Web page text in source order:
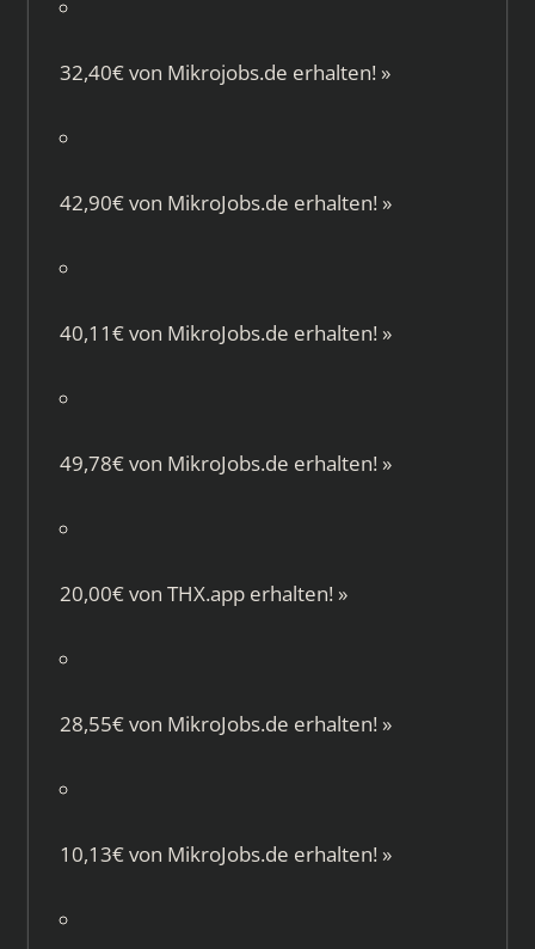
32,40€ von Mikrojobs.de erhalten! »
42,90€ von MikroJobs.de erhalten! »
40,11€ von MikroJobs.de erhalten! »
49,78€ von MikroJobs.de erhalten! »
20,00€ von THX.apperhalten! »
28,55€ von MikroJobs.de erhalten! »
10,13€ von MikroJobs.de erhalten! »